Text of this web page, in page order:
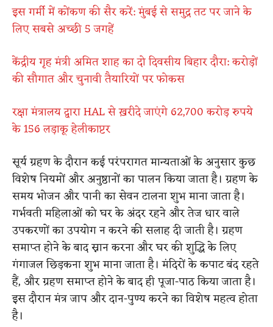
इस गर्मी में कोंकण की सैर करें: मुंबई से समुद्र तट पर जाने के
लिए सबसे अच्छी 5 जगहें
केंद्रीय गृह मंत्री अमित शाह का दो दिवसीय बिहार दौरा: करोड़ों
की सौगात और चुनावी तैयारियों पर फोकस
रक्षा मंत्रालय द्वारा HAL से ख़रीदे जाएंगे 62,700 करोड़ रुपये
के 156 लड़ाकू हेलीकाप्टर
सूर्य ग्रहण के दौरान कई परंपरागत मान्यताओं के अनुसार कुछ
विशेष नियमों और अनुष्ठानों का पालन किया जाता है। ग्रहण के
समय भोजन और पानी का सेवन टालना शुभ माना जाता है।
गर्भवती महिलाओं को घर के अंदर रहने और तेज धार वाले
उपकरणों का उपयोग न करने की सलाह दी जाती है। ग्रहण
समाप्त होने के बाद स्नान करना और घर की शुद्धि के लिए
गंगाजल छिड़कना शुभ माना जाता है। मंदिरों के कपाट बंद रहते
हैं, और ग्रहण समाप्त होने के बाद ही पूजा-पाठ किया जाता है।
इस दौरान मंत्र जाप और दान-पुण्य करने का विशेष महत्व होता
है।